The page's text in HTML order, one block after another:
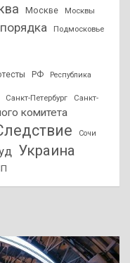
Москве Москвы
Подмосковье
РФ Республика
Санкт-Петербург
Санкт-
комитета
Сочи
Украина